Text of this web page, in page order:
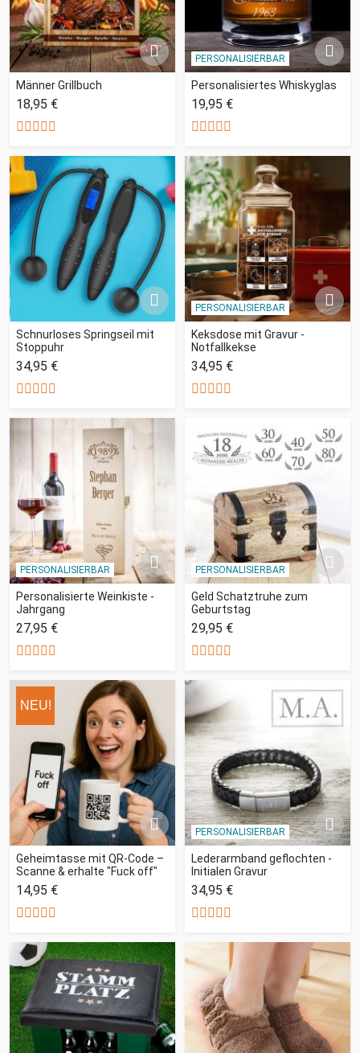
Männer Grillbuch
18,95 €
PERSONALISIERBAR
Personalisiertes Whiskyglas
19,95 €
Schnurloses Springseil mit
Stoppuhr
34,95 €
PERSONALISIERBAR
Keksdose mit Gravur -
Notfallkekse
34,95 €
PERSONALISIERBAR
Personalisierte Weinkiste -
Jahrgang
27,95 €
PERSONALISIERBAR
Geld Schatztruhe zum
Geburtstag
29,95 €
NEU!
Geheimtasse mit QR-Code –
Scanne & erhalte "Fuck off"
14,95 €
PERSONALISIERBAR
Lederarmband geflochten -
Initialen Gravur
34,95 €